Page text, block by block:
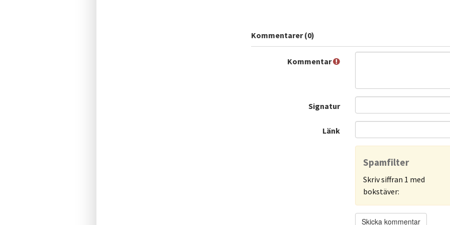
Kommentarer (0)
Kommentar
Signatur
Länk
Spamfilter
Skriv siffran 1 med
bokstäver: